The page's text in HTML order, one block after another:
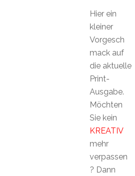
Hier ein
kleiner
Vorgesch
mack auf
die aktuelle
Print-
Ausgabe.
Möchten
Sie kein
KREATIV
mehr
verpassen
? Dann